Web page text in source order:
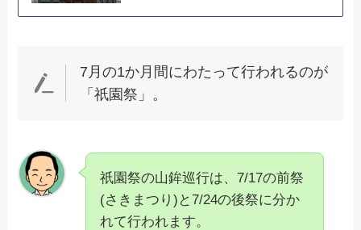
7月の1か月間にわたって行われるのが
「祇園祭」。
祇園祭の山鉾巡行は、7/17の前祭
(さきまつり)と7/24の後祭に分か
れて行われます。